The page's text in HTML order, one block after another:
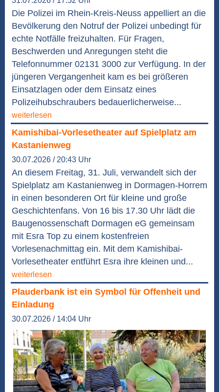
Die Polizei im Rhein-Kreis-Neuss appelliert an die
Bevölkerung den Notruf der Polizei unbedingt für
echte Notfälle freizuhalten. Für Fragen,
Beschwerden und Anregungen steht die
Telefonnummer 02131 3000 zur Verfügung. In der
jüngeren Vergangenheit kam es bei größeren
Einsatzlagen oder dem Einsatz eines
Polizeihubschraubers bedauerlicherweise...
weiterlesen
Kamishibai-Vorlesetheater auf Spielplatz am
Kastanienweg
30.07.2026 / 20:43 Uhr
An diesem Freitag, 31. Juli, verwandelt sich der
Spielplatz am Kastanienweg in Dormagen-Horrem
in einen besonderen Ort für kleine und große
Geschichtenfans. Von 16 bis 17.30 Uhr lädt die
Baugenossenschaft Dormagen eG gemeinsam
mit Esra Top zu einem kostenfreien
Vorlesenachmittag ein. Mit dem Kamishibai-
Vorlesetheater entführt Esra ihre kleinen und...
weiterlesen
Plauderbank ist ein Symbol für Offenheit und
Einladung
30.07.2026 / 14:04 Uhr